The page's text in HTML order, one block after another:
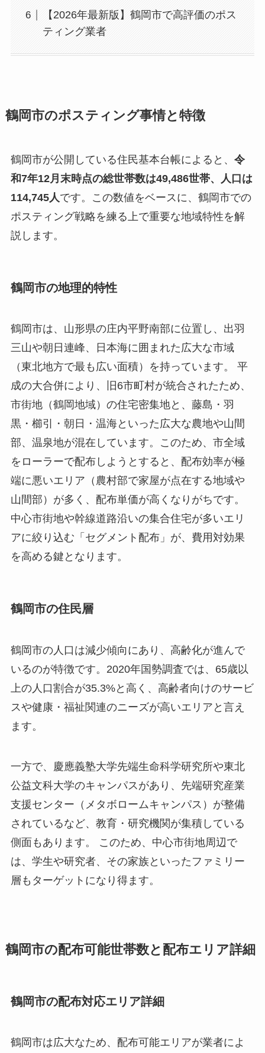
【2026年最新版】鶴岡市で高評価のポス
ティング業者
鶴岡市のポスティング事情と特徴
鶴岡市が公開している住民基本台帳によると、 令
和7年12月末時点の総世帯数は49,486世帯、人口は
114,745人 です。この数値をベースに、鶴岡市での
ポスティング戦略を練る上で重要な地域特性を解
説します。
鶴岡市の地理的特性
鶴岡市は、山形県の庄内平野南部に位置し、出羽
三山や朝日連峰、日本海に囲まれた広大な市域
（東北地方で最も広い面積）を持っています。 平
成の大合併により、旧6市町村が統合されたため、
市街地（鶴岡地域）の住宅密集地と、藤島・羽
黒・櫛引・朝日・温海といった広大な農地や山間
部、温泉地が混在しています。このため、市全域
をローラーで配布しようとすると、配布効率が極
端に悪いエリア（農村部で家屋が点在する地域や
山間部）が多く、配布単価が高くなりがちです。
中心市街地や幹線道路沿いの集合住宅が多いエリ
アに絞り込む「セグメント配布」が、費用対効果
を高める鍵となります。
鶴岡市の住民層
鶴岡市の人口は減少傾向にあり、高齢化が進んで
いるのが特徴です。2020年国勢調査では、65歳以
上の人口割合が35.3%と高く、高齢者向けのサービ
スや健康・福祉関連のニーズが高いエリアと言え
ます。
一方で、慶應義塾大学先端生命科学研究所や東北
公益文科大学のキャンパスがあり、先端研究産業
支援センター（メタボロームキャンパス）が整備
されているなど、教育・研究機関が集積している
側面もあります。 このため、中心市街地周辺で
は、学生や研究者、その家族といったファミリー
層もターゲットになり得ます。
鶴岡市の配布可能世帯数と配布エリア詳細
鶴岡市の配布対応エリア詳細
鶴岡市は広大なため、配布可能エリアが業者によ